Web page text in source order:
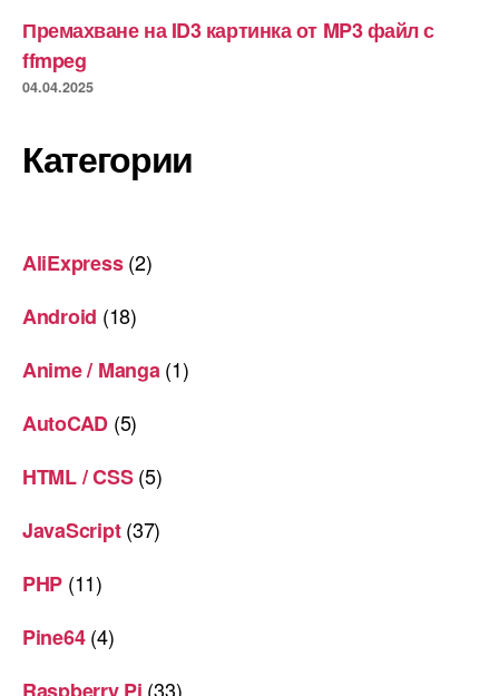
Премахване на ID3 картинка от MP3 файл с
ffmpeg
04.04.2025
Категории
AliExpress(2)
Android (18)
Anime / Manga (1)
AutoCAD (5)
HTML / CSS(5)
JavaScript(37)
PHP (11)
Pine64(4)
(33)